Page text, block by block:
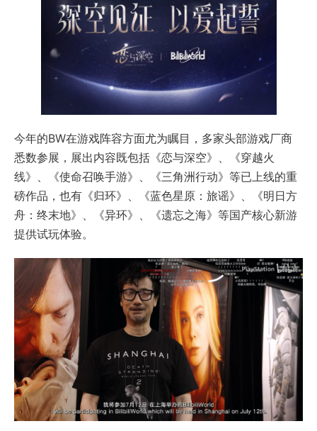
今年的BW在游戏阵容方面尤为瞩目，多家头部游戏厂商
悉数参展，展出内容既包括《恋与深空》、《穿越火
线》、《使命召唤手游》、《三角洲行动》等已上线的重
磅作品，也有《归环》、《蓝色星原：旅谣》、《明日方
舟：终末地》、《异环》、《遗忘之海》等国产核心新游
提供试玩体验。